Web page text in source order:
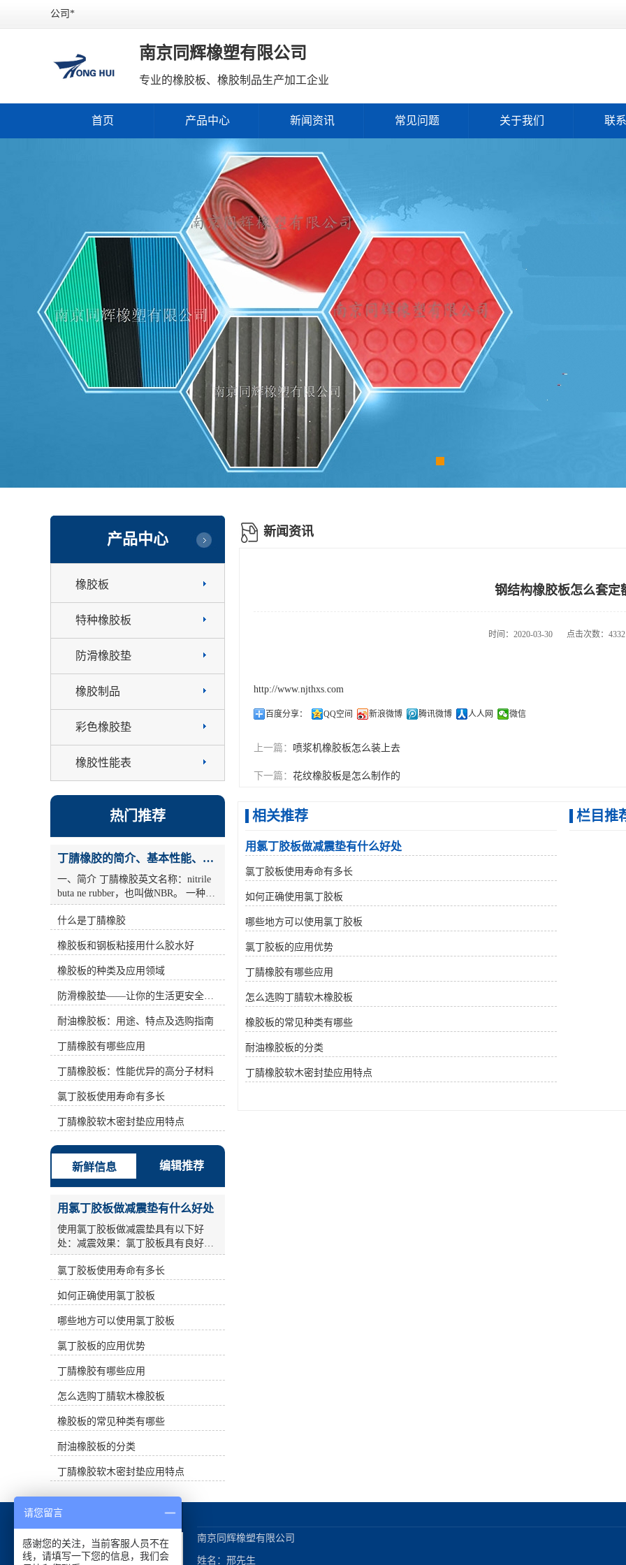
公司*
南京同辉橡塑有限公司
专业的橡胶板、橡胶制品生产加工企业
首页 产品中心 新闻资讯 常见问题 关于我们 联
新闻资讯
钢结构橡胶板怎么套定
时间：2020-03-30 点击次数：4332
http://www.njthxs.com
百度分享： QQ空间 新浪微博 腾讯微博 人人网 微信
上一篇： 喷浆机橡胶板怎么装上去
下一篇： 花纹橡胶板是怎么制作的
相关推荐
用氯丁胶板做减震垫有什么好处
氯丁胶板使用寿命有多长
如何正确使用氯丁胶板
哪些地方可以使用氯丁胶板
氯丁胶板的应用优势
丁腈橡胶有哪些应用
怎么选购丁腈软木橡胶板
橡胶板的常见种类有哪些
耐油橡胶板的分类
丁腈橡胶软木密封垫应用特点
栏目推
产品中心
橡胶板
特种橡胶板
防滑橡胶垫
橡胶制品
彩色橡胶垫
橡胶性能表
热门推荐
丁腈橡胶的简介、基本性能、主要用途
一、简介 丁腈橡胶英文名称：nitrile
buta ne rubber，也叫做NBR。 一种由
丁二烯和丙烯腈共聚而成的合成橡
胶。耐油(尤其是 丁腈橡胶烷烃油)，
(%)为42~46、36~41、31~35、
25~30、18~24等。丙烯腈含量越高，
耐油性越好，但耐寒性相应降低。它
可以在120℃或在空气中 150℃中长期
使用的油。此外，它还具有良好的耐
水性、气密性和粘结性能。广泛应用
于制造各种耐油橡胶产品、各种耐油
垫圈、垫圈、套管、软包装、软管、
为汽车、航空、石油、复印等行业不
可缺少的弹性材料。 二、基本性能
丁腈橡胶又称丁二烯一丙烯腈橡胶，
简称丁二烯一丙烯腈橡胶NBR，平均
分子量约70万。灰色至浅黄色块或粉
状固体，相对密度为0.95～1.0。丁腈
橡胶玻璃化温度为26%Tg=一52℃，
脆化温度Tb=一47℃，丙烯腈含量为
40%的丁腈橡胶玻璃化温度Tg=一
22℃。溶解度参数δ=8.9～9.9.溶于醋
酸乙酯、醋酸丁酯、氯苯、甲乙酮
等。丁腈橡胶具有优异的耐油性，仅
次于聚硫橡胶和氟橡胶，具有耐磨性
和气密性。 丁腈橡胶的缺点是不耐臭
氧和芳香族、卤代烃、酮和酯溶剂，
胶和氯丁橡胶，可达120℃长期工
橡胶的性能受丙烯腈含量的影响。随
着丙烯腈含量的增加，拉伸强度、耐
热性、耐油性、气密性和硬度增加，
但弹性和耐寒性降低。丁腈橡胶耐臭
氧和电绝缘性差。耐水性好。 三、主
要用途 丁腈橡胶主要用于制造耐油产
型油囊等，常用于制造O形圈、油
管、密封件、发泡等各种耐油成型产
品。
什么是丁腈橡胶
橡胶板和钢板粘接用什么胶水好
橡胶板的种类及应用领域
防滑橡胶垫——让你的生活更安全舒适
耐油橡胶板：用途、特点及选购指南
丁腈橡胶有哪些应用
丁腈橡胶板：性能优异的高分子材料
氯丁胶板使用寿命有多长
丁腈橡胶软木密封垫应用特点
新鲜信息 编辑推荐
用氯丁胶板做减震垫有什么好处
使用氯丁胶板做减震垫具有以下好
处：减震效果：氯丁胶板具有良好的
弹性和柔软性，能够有效吸收冲击和
振动，减轻物体受到的冲击力和震
于需要减少振动和噪音的场所和设备
非常重要。吸震能力：氯丁胶板具有
出色的吸震能力，可以吸收地面、机
械设备或其他物体的震动，防止震动
传递到周围环境或其他物体，从而保
护地面、设备或结构的完整性和稳定
性。防滑性能：氯丁胶板通常具有良
好的抗滑性能，可以增加地面或物体
提供更安全的工作和生活环境。耐久
性：氯丁胶板通常具有优异的耐久性
和耐候性，能够长时间保持其减震和
吸震性能，不易老化和变形，从而延
长使用寿命。多功能性：氯丁胶板可
以根据需要进行定制和加工，适用于
各种不同的场所和应用，如运动场
种形式的减震和吸震解决方案。 总的
来说，使用氯丁胶板做减震垫可以有
氯丁胶板使用寿命有多长
如何正确使用氯丁胶板
哪些地方可以使用氯丁胶板
氯丁胶板的应用优势
丁腈橡胶有哪些应用
怎么选购丁腈软木橡胶板
橡胶板的常见种类有哪些
耐油橡胶板的分类
丁腈橡胶软木密封垫应用特点
南京同辉橡塑有限公司
姓名：邢先生
请您留言
感谢您的关注，当前客服人员不在
线，请填写一下您的信息，我们会